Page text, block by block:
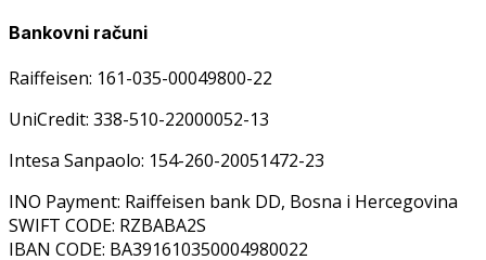
Bankovni računi
Raiffeisen: 161-035-00049800-22
UniCredit: 338-510-22000052-13
Intesa Sanpaolo: 154-260-20051472-23
INO Payment: Raiffeisen bank DD, Bosna i Hercegovina
SWIFT CODE: RZBABA2S
IBAN CODE: BA391610350004980022